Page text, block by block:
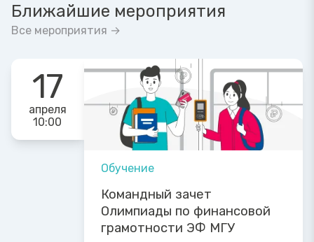
Ближайшие мероприятия
Все мероприятия →
17
апреля
10:00
Обучение
Командный зачет
Олимпиады по финансовой
грамотности ЭФ МГУ